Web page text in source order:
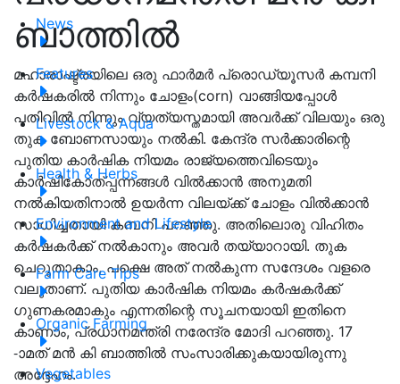
News
Features
Livestock & Aqua
Health & Herbs
Environment and Lifestyle
Farm Care Tips
Organic Farming
Vegetables
ബാത്തില്‍
മഹാരാഷ്ട്രയിലെ ഒരു ഫാര്‍മര്‍ പ്രൊഡ്യൂസര്‍ കമ്പനി
കര്‍ഷകരില്‍ നിന്നും ചോളം(corn) വാങ്ങിയപ്പോള്‍
പതിവില്‍ നിന്നും വ്യത്യസ്തമായി അവര്‍ക്ക് വിലയും ഒരു
തുക ബോണസായും നല്‍കി. കേന്ദ്ര സര്‍ക്കാരിന്റെ
പുതിയ കാര്‍ഷിക നിയമം രാജ്യത്തെവിടെയും
കാര്‍ഷികോത്പ്പന്നങ്ങള്‍ വില്‍ക്കാന്‍ അനുമതി
നല്‍കിയതിനാല്‍ ഉയര്‍ന്ന വിലയ്ക്ക് ചോളം വില്‍ക്കാന്‍
സാധിച്ചതായി കമ്പനി പറഞ്ഞു. അതിലൊരു വിഹിതം
കര്‍ഷകര്‍ക്ക് നല്‍കാനും അവര്‍ തയ്യാറായി. തുക
ചെറുതാകാം, പക്ഷെ അത് നല്‍കുന്ന സന്ദേശം വളരെ
വലുതാണ്. പുതിയ കാര്‍ഷിക നിയമം കര്‍ഷകര്‍ക്ക്
ഗുണകരമാകും എന്നതിന്റെ സൂചനയായി ഇതിനെ
കാണാം, പ്രധാനമന്ത്രി നരേന്ദ്ര മോദി പറഞ്ഞു. 17
-ാമത് മന്‍ കി ബാത്തില്‍ സംസാരിക്കുകയായിരുന്നു
അദ്ദേഹം.